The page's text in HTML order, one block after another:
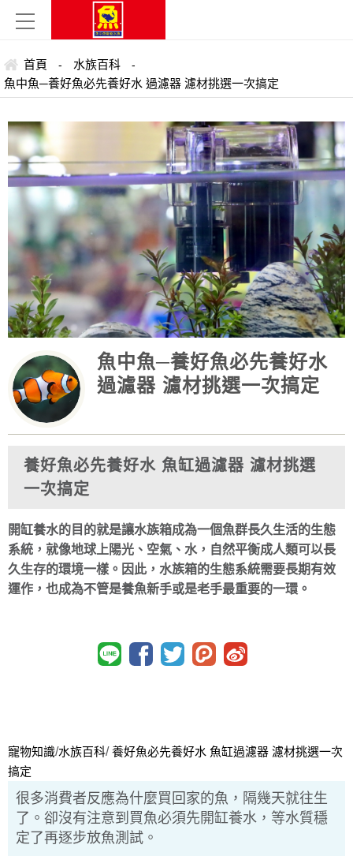
首頁 - 水族百科 -
魚中魚─養好魚必先養好水 過濾器 濾材挑選一次搞定
魚中魚─養好魚必先養好水
過濾器 濾材挑選一次搞定
養好魚必先養好水 魚缸過濾器 濾材挑選
一次搞定
開缸養水的目的就是讓水族箱成為一個魚群長久生活的生態
系統，就像地球上陽光、空氣、水，自然平衡成人類可以長
久生存的環境一樣。因此，水族箱的生態系統需要長期有效
運作，也成為不管是養魚新手或是老手最重要的一環。
寵物知識/水族百科/養好魚必先養好水 魚缸過濾器 濾材挑選一次
搞定
很多消費者反應為什麼買回家的魚，隔幾天就往生
了。卻沒有注意到買魚必須先開缸養水，等水質穩
定了再逐步放魚測試。